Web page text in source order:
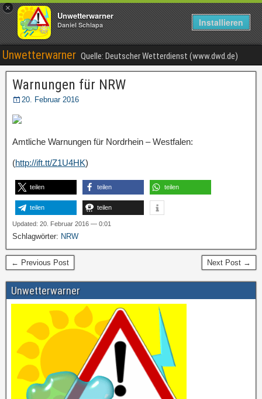
×
Unwetterwarner
Daniel Schlapa Installieren
Unwetterwarner Quelle: Deutscher Wetterdienst (www.dwd.de)
Warnungen für NRW
20. Februar 2016
Amtliche Warnungen für Nordrhein – Westfalen:
(http://ift.tt/Z1U4HK)
teilen teilen teilen
teilen teilen
Updated: 20. Februar 2016 — 0:01
Schlagwörter: NRW
← Previous Post Next Post →
Unwetterwarner